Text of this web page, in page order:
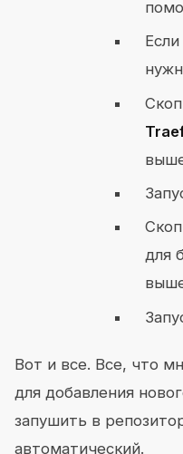
для
Вот и все. Все, что
для добавления
запушить в
автоматический.